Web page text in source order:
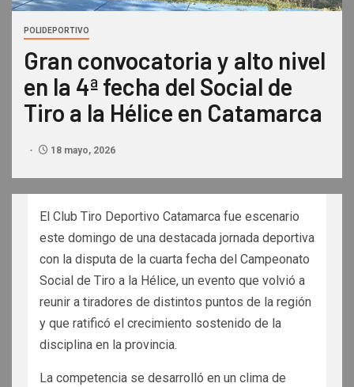
POLIDEPORTIVO
Gran convocatoria y alto nivel
en la 4ª fecha del Social de
Tiro a la Hélice en Catamarca
18 mayo, 2026
El Club Tiro Deportivo Catamarca fue escenario
este domingo de una destacada jornada deportiva
con la disputa de la cuarta fecha del Campeonato
Social de Tiro a la Hélice, un evento que volvió a
reunir a tiradores de distintos puntos de la región
y que ratificó el crecimiento sostenido de la
disciplina en la provincia.
La competencia se desarrolló en un clima de